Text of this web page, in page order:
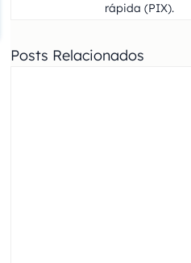
rápida (PIX).
Posts Relacionados